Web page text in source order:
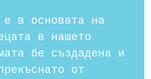
е в основата на
в нашето
бе създадена и
от